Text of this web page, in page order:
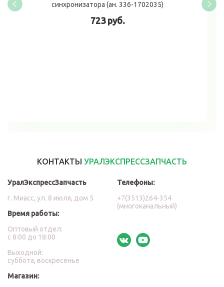
синхронизатора (ан. 336-1702035)
723 руб.
КОНТАКТЫ УРАЛЭКСПРЕССЗАПЧАСТЬ
УралЭкспрессЗапчасть
г. Миасс, ул. 8 июля, дом 5
Время работы:
Оптовый отдел:
с 8:00 до 18:00
Выходной:
суббота, воскресенье
Магазин:
Телефоны:
+7(3513)264-354
(многоканальный)